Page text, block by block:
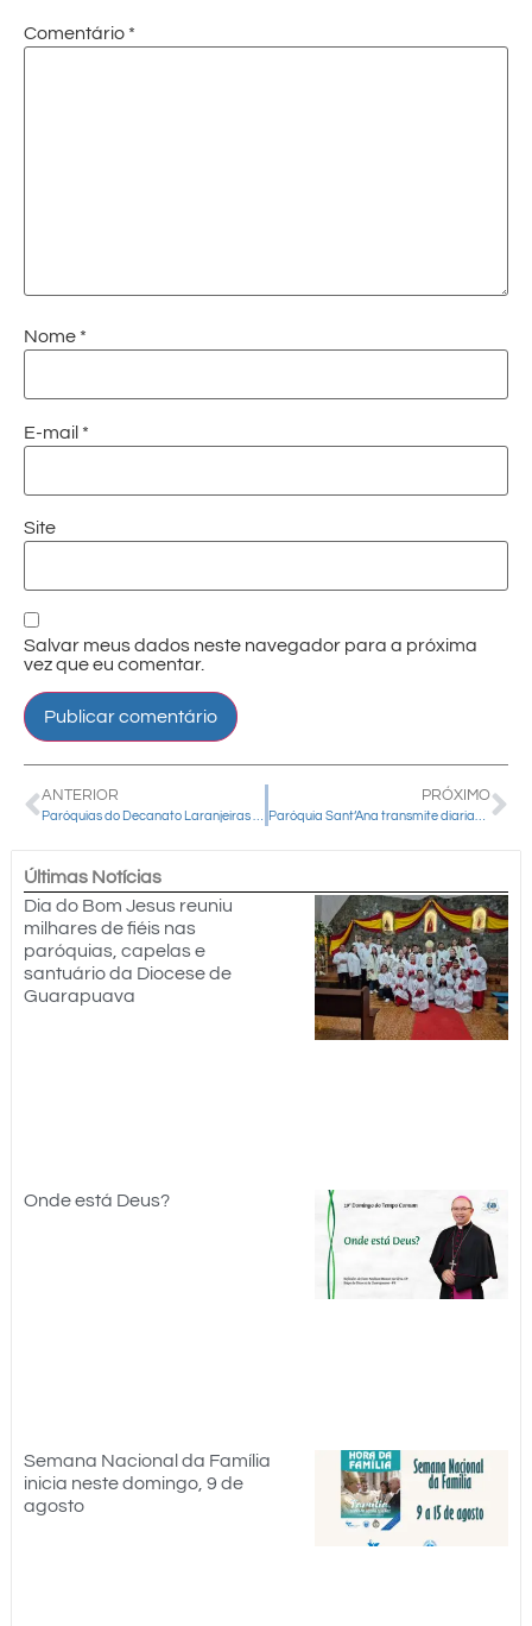
Comentário *
Nome *
E-mail *
Site
Salvar meus dados neste navegador para a próxima
vez que eu comentar.
ANTERIOR PRÓXIMO
Últimas Notícias
Dia do Bom Jesus reuniu
milhares de fiéis nas
paróquias, capelas e
santuário da Diocese de
Guarapuava
Onde está Deus?
Semana Nacional da Família
inicia neste domingo, 9 de
agosto